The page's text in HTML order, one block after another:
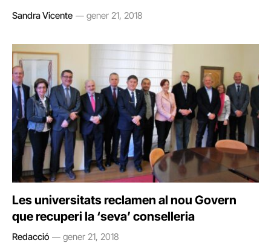
Sandra Vicente gener 21, 2018
Les universitats reclamen al nou Govern
que recuperi la ‘seva’ conselleria
Redacció gener 21, 2018